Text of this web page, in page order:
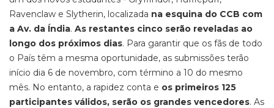
Ravenclaw e Slytherin, localizada na esquina do CCB com
a Av. da Índia. As restantes cinco serão reveladas ao
longo dos próximos dias. Para garantir que os fãs de todo
o País têm a mesma oportunidade, as submissões terão
início dia 6 de novembro, com término a 10 do mesmo
mês. No entanto, a rapidez conta e os primeiros 125
participantes válidos, serão os grandes vencedores. As